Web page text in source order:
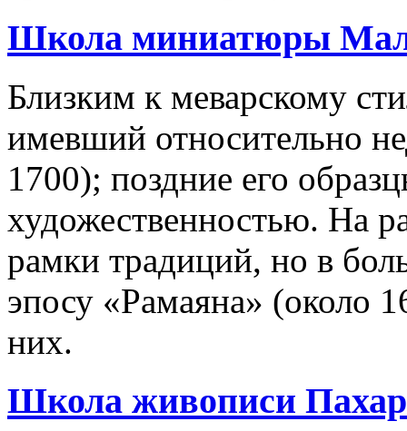
Школа миниатюры
Близким к меварскому
имевший относительно
1700); поздние его
художественностью. На
рамки традиций, но в
эпосу «Рамаяна» (около
них.
Школа живописи